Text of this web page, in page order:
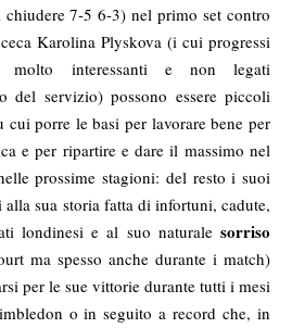
7-5 6-3) nel primo set contro
Karolina Plyskova (i cui progressi
molto interessanti e non legati
del servizio) possono essere piccoli
porre le basi per lavorare bene per
e per ripartire e dare il massimo nel
prossime stagioni: del resto i suoi
alla sua storia fatta di infortuni, cadute,
londinesi e al suo naturale sorriso
ma spesso anche durante i match)
per le sue vittorie durante tutti i mesi
o in seguito a record che, in